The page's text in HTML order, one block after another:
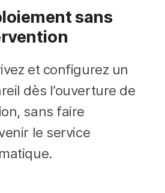
sans
et configurez un
dès l’ouverture de
sans faire
le service